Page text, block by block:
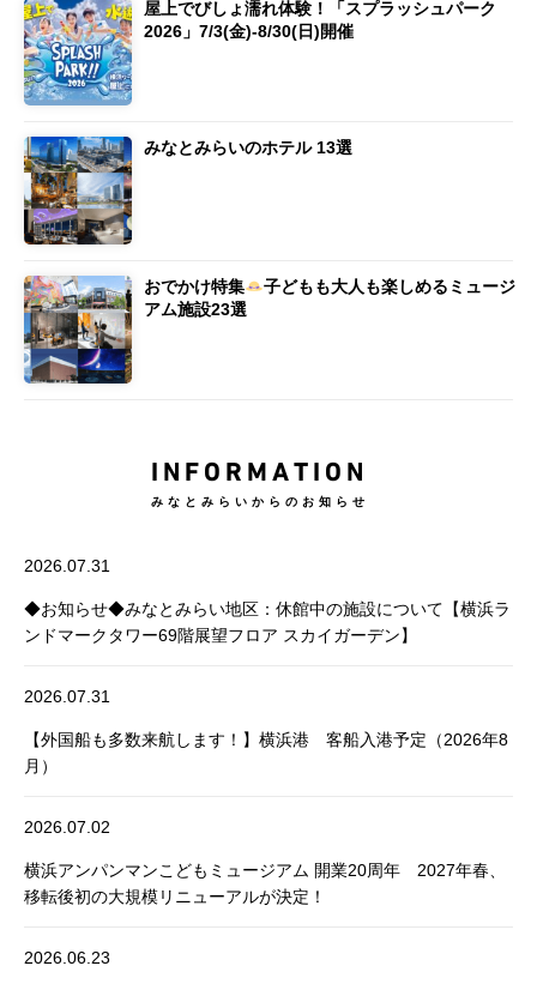
屋上でびしょ濡れ体験！「スプラッシュパーク
2026」7/3(金)-8/30(日)開催
みなとみらいのホテル 13選
おでかけ特集
子どもも大人も楽しめるミュージ
アム施設23選
INFORMATION
みなとみらいからのお知らせ
2026.07.31
◆お知らせ◆みなとみらい地区：休館中の施設について【横浜ラ
ンドマークタワー69階展望フロア スカイガーデン】
2026.07.31
【外国船も多数来航します！】横浜港 客船入港予定（2026年8
月）
2026.07.02
横浜アンパンマンこどもミュージアム 開業20周年 2027年春、
移転後初の大規模リニューアルが決定！
2026.06.23